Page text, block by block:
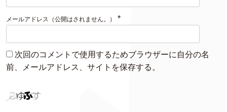
メールアドレス（公開はされません。） *
次回のコメントで使用するためブラウザーに自分の名
前、メールアドレス、サイトを保存する。